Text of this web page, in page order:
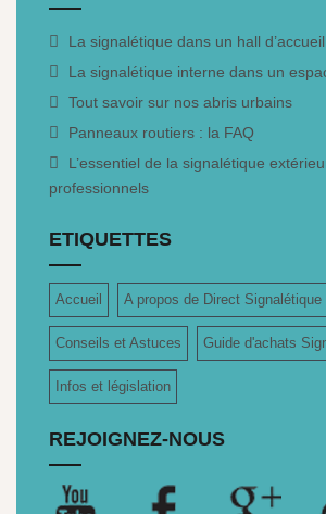
La signalétique dans un hall d’accueil
La signalétique interne dans un
Tout savoir sur nos abris urbains
Panneaux routiers : la FAQ
L’essentiel de la signalétique
professionnels
ETIQUETTES
Accueil A propos de Direct Signalétique
Conseils et Astuces Guide d'achats
Infos et législation
REJOIGNEZ-NOUS